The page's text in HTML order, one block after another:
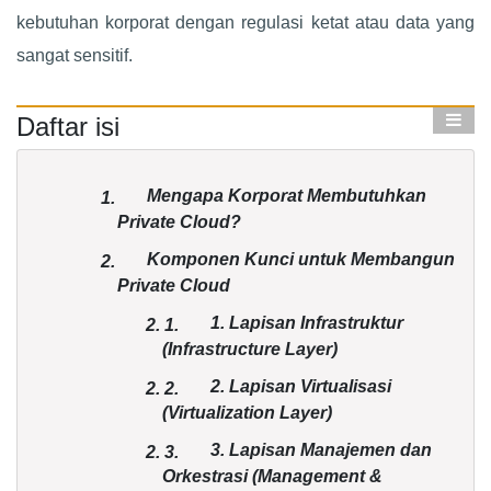
kebutuhan korporat dengan regulasi ketat atau data yang
sangat sensitif.
Daftar isi
1.
Mengapa Korporat Membutuhkan
Private Cloud?
2.
Komponen Kunci untuk Membangun
Private Cloud
2. 1.
1. Lapisan Infrastruktur
(Infrastructure Layer)
2. 2.
2. Lapisan Virtualisasi
(Virtualization Layer)
2. 3.
3. Lapisan Manajemen dan
Orkestrasi (Management &